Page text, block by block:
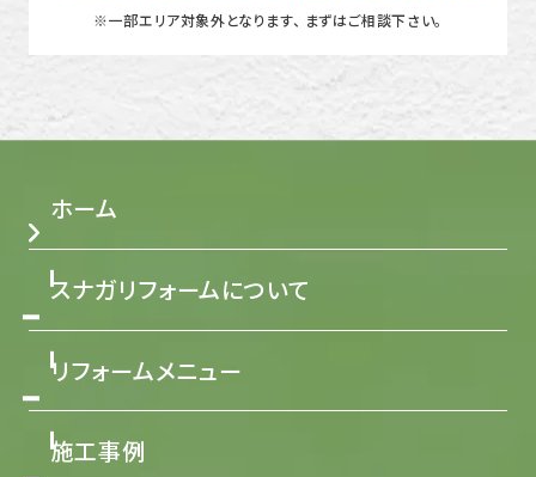
※一部エリア対象外となります、 まずはご相談下さい。
ホーム
スナガリフォームについて
リフォームメニュー
施工事例